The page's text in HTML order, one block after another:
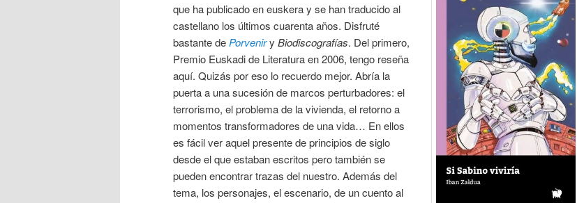
que ha publicado en euskera y se han traducido al
castellano los últimos cuarenta años. Disfruté
bastante de Porveniry Biodiscografías. Del primero,
Premio Euskadi de Literatura en 2006, tengo reseña
aquí. Quizás por eso lo recuerdo mejor. Abría la
puerta a una sucesión de marcos perturbadores: el
terrorismo, el problema de la vivienda, el retorno a
momentos transformadores de una vida… En ellos
es fácil ver aquel presente de principios de siglo
desde el que estaban escritos pero también se
pueden encontrar trazas del nuestro. Además del
tema, los personajes, el escenario, de un cuento al